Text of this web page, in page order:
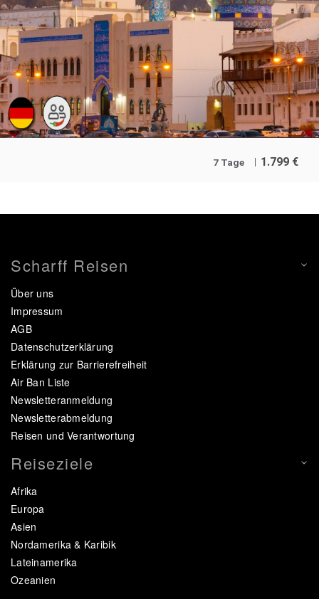
7 Tage 1.799 €
Scharff Reisen
Über uns
Impressum
AGB
Datenschutzerklärung
Erklärung zur Barrierefreiheit
Air Ban Liste
Newsletteranmeldung
Newsletterabmeldung
Reisen und Verantwortung
Reiseziele
Afrika
Europa
Asien
Nordamerika & Karibik
Lateinamerika
Ozeanien